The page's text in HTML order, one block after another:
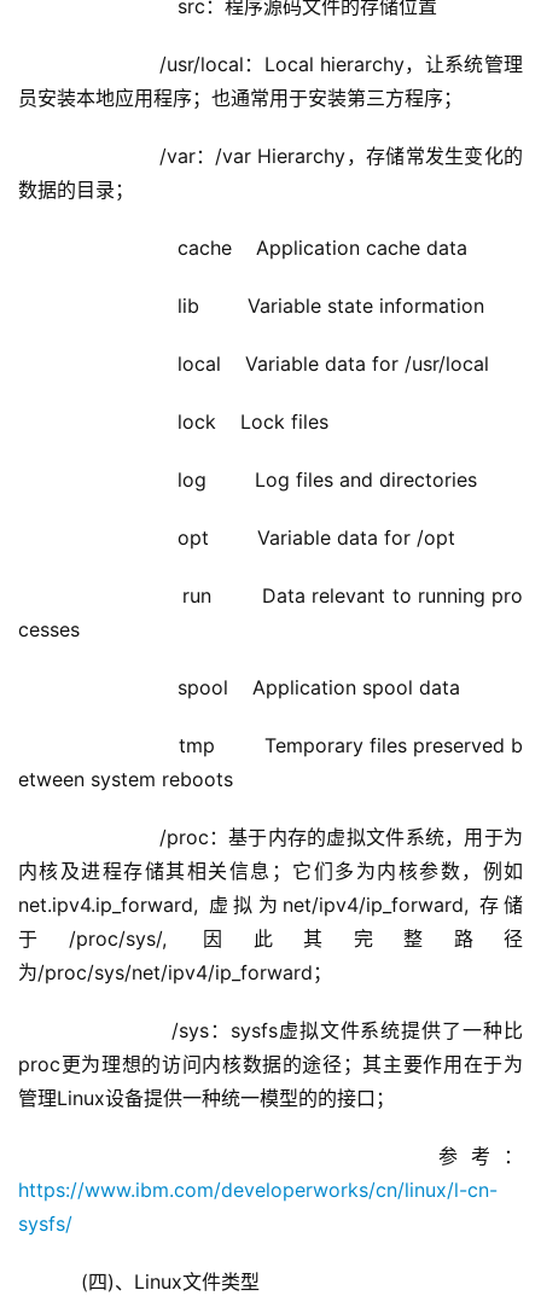
src：程序源码文件的存储位置
/usr/local：Local hierarchy，让系统管理
员安装本地应用程序；也通常用于安装第三方程序；
/var：/var Hierarchy，存储常发生变化的
数据的目录；
cache    Application cache data
lib        Variable state information
local    Variable data for /usr/local
lock    Lock files
log        Log files and directories
opt        Variable data for /opt
run        Data relevant to running pro
cesses
spool    Application spool data
tmp        Temporary files preserved b
etween system reboots
/proc：基于内存的虚拟文件系统，用于为
内核及进程存储其相关信息；它们多为内核参数，例如
net.ipv4.ip_forward, 虚拟为net/ipv4/ip_forward, 存储
于/proc/sys/, 因此其完整路径
为/proc/sys/net/ipv4/ip_forward；
/sys：sysfs虚拟文件系统提供了一种比
proc更为理想的访问内核数据的途径；其主要作用在于为
管理Linux设备提供一种统一模型的的接口；
参考：
https://www.ibm.com/developerworks/cn/linux/l-cn-
sysfs/
(四)、Linux文件类型